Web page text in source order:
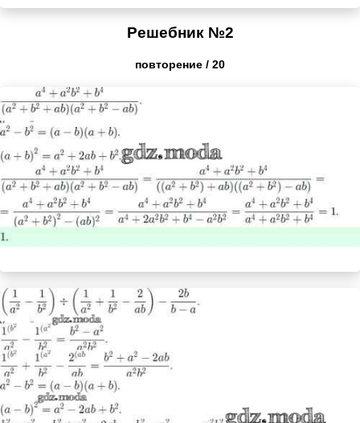
Решебник №2
повторение / 20